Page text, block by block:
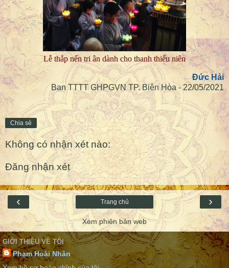
Lễ thắp nến tri ân dành cho thanh thiếu niên
Đức Hải
Ban TTTT GHPGVN TP. Biên Hòa - 22/05/2021
Chia sẻ
Không có nhận xét nào:
Đăng nhận xét
‹ ›
Trang chủ
Xem phiên bản web
GIỚI THIỆU VỀ TÔI
Phạm Hoài Nhân